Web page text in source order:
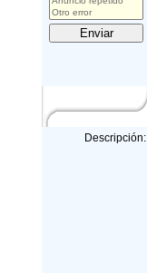
Descripción: